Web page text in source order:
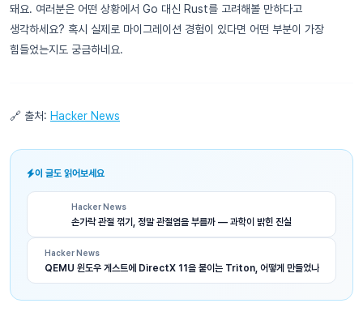
돼요. 여러분은 어떤 상황에서 Go 대신 Rust를 고려해볼 만하다고
생각하세요? 혹시 실제로 마이그레이션 경험이 있다면 어떤 부분이 가장
힘들었는지도 궁금하네요.
🔗 출처: Hacker News
이 글도 읽어보세요
Hacker News
손가락 관절 꺾기, 정말 관절염을 부를까 — 과학이 밝힌 진실
Hacker News
QEMU 윈도우 게스트에 DirectX 11을 붙이는 Triton, 어떻게 만들었나